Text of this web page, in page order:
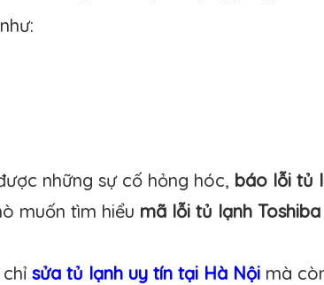
những sự cố hỏng hóc, báo lỗi tủ
muốn tìm hiểu mã lỗi tủ lạnh Toshiba
sửa tủ lạnh uy tín tại Hà Nội mà